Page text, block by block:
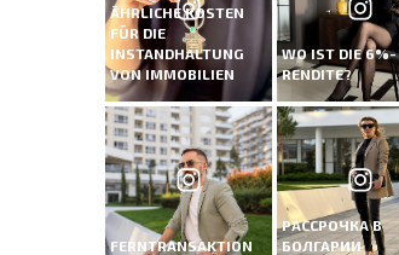
ÄHRLICHE KOSTEN
FÜR DIE
INSTANDHALTUNG
VON IMMOBILIEN
WO IST DIE 6%-
RENDITE?
FERNTRANSAKTION
РАССРОЧКА В
БОЛГАРИИ